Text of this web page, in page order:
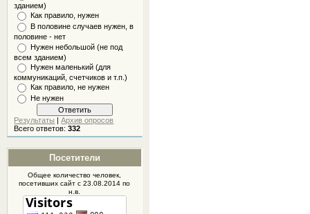
зданием)
Как правило, нужен
В половине случаев нужен, в
половине - нет
Нужен небольшой (не под
всем зданием)
Нужен маленький (для
коммуникаций, счетчиков и т.п.)
Как правило, не нужен
Не нужен
Результаты |Архив опросов
Всего ответов:332
Посетители
Общее количество человек,
посетившихсайтс 23.08.2014 по
н.в.